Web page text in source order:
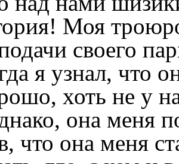
Моя
своего
я узнал, что
хоть не у
она меня
что она меня